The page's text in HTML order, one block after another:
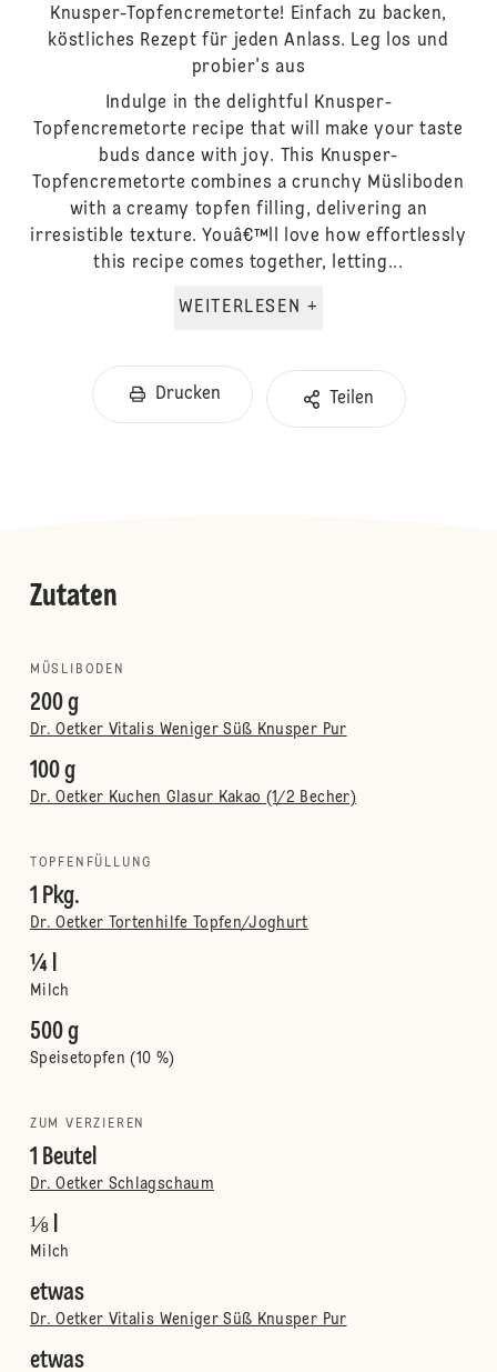
Knusper-Topfencremetorte! Einfach zu backen,
köstliches Rezept für jeden Anlass. Leg los und
probier's aus
Indulge in the delightful Knusper-
Topfencremetorte recipe that will make your taste
buds dance with joy. This Knusper-
Topfencremetorte combines a crunchy Müsliboden
with a creamy topfen filling, delivering an
irresistible texture. Youâ€™ll love how effortlessly
this recipe comes together, letting...
WEITERLESEN +
Drucken Teilen
Zutaten
MÜSLIBODEN
200 g
Dr. Oetker Vitalis Weniger Süß Knusper Pur
100 g
Dr. Oetker Kuchen Glasur Kakao (1/2 Becher)
TOPFENFÜLLUNG
1 Pkg.
Dr. Oetker Tortenhilfe Topfen/Joghurt
¼ l
Milch
500 g
Speisetopfen (10 %)
ZUM VERZIEREN
1 Beutel
Dr. Oetker Schlagschaum
⅛ l
Milch
etwas
Dr. Oetker Vitalis Weniger Süß Knusper Pur
etwas